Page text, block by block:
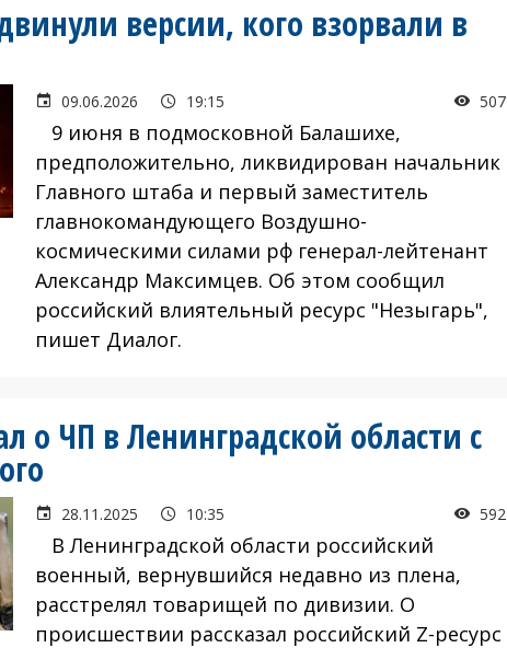
версии, кого взорвали в
09.06.2026 19:15 507
9 июня в подмосковной Балашихе,
предположительно, ликвидирован начальник
Главного штаба и первый заместитель
главнокомандующего Воздушно-
космическими силами рф генерал-лейтенант
Александр Максимцев. Об этом сообщил
российский влиятельный ресурс "Незыгарь",
пишет Диалог.
о ЧП в Ленинградской области с
28.11.2025 10:35 592
В Ленинградской области российский
военный, вернувшийся недавно из плена,
расстрелял товарищей по дивизии. О
происшествии рассказал российский Z-ресурс